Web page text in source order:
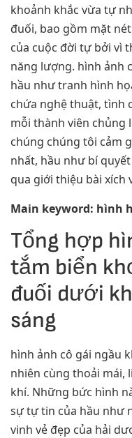
khoảnh khắc vừa tự
đuối, bao gồm mặt
của cuộc đời tự bởi vì
năng lượng. hình ảnh
hầu như tranh hình
chứa nghệ thuật, tình
mỗi thành viên chủng
chúng chúng tôi cảm
nhất, hầu như bí
qua giới thiệu bài xích
Main keyword: hình
Tổng hợp
tắm biển
đuối dưới
sáng
hình ảnh cô gái ngầu
nhiên cùng thoải mái,
khí. Những bức hình
sự tự tin của hầu như
vinh vẻ đẹp của hải